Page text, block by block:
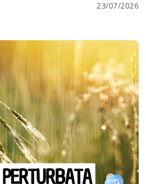
23/07/2026